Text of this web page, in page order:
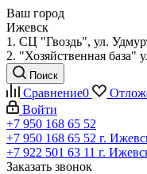
Ваш город
Ижевск
1. СЦ "Гвоздь", ул.
2. "Хозяйственная база"
Поиск
Сравнение0
Войти
+7 950 168 65 52
+7 950 168 65 52 г.
+7 922 501 63 11 г.
Заказать звонок